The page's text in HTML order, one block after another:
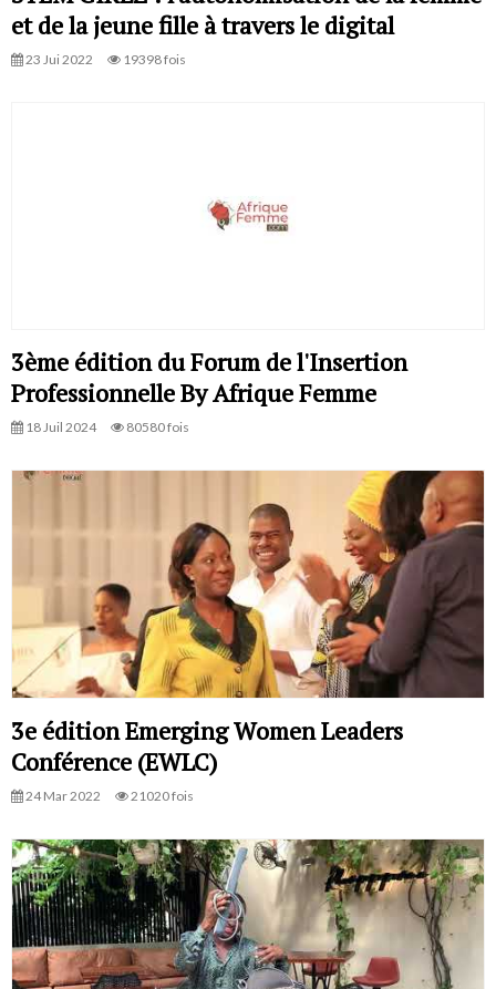
et de la jeune fille à travers le digital
23 Jui 2022 19398 fois
3ème édition du Forum de l'Insertion
Professionnelle By Afrique Femme
18 Juil 2024 80580 fois
3e édition Emerging Women Leaders
Conférence (EWLC)
24 Mar 2022 21020 fois